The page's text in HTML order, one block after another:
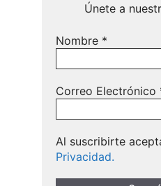
Únete a
Nombre *
Correo Electrónico
Al suscribirte
Privacidad.